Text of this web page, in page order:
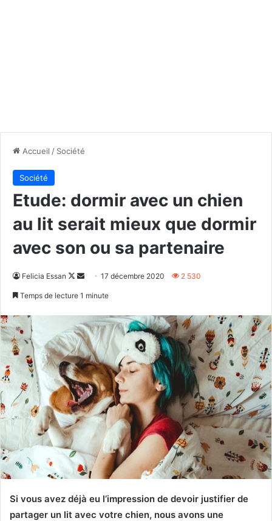
Accueil / Société
Société
Etude: dormir avec un chien
au lit serait mieux que dormir
avec son ou sa partenaire
Felicia Essan
Follow
Envoyer17 décembre 2020 2 530
Temps de lecture 1 minute
Si vous avez déjà eu l’impression de devoir justifier de
partager un lit avec votre chien, nous avons une